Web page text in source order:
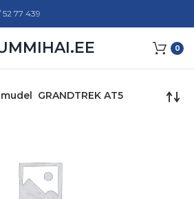
52 77 439
0
GRANDTREK AT5